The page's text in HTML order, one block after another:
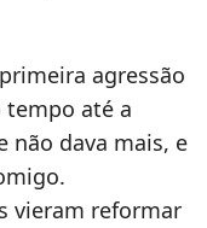
agressão
tempo até a
não dava mais, e
vieram reformar